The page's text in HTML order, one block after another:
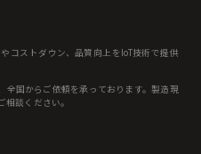
コストダウン、品質向上をIoT技術で提供
全国からご依頼を承っております。製造現
談ください。